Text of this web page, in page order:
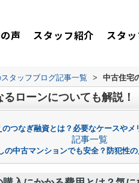
声 スタッフ紹介 スタ
タッフブログ記事一覧 > 中古住宅
ローンについても解説！
つなぎ融資とは？必要なケースやメ
記事一覧
の中古マンションでも安全？防犯性